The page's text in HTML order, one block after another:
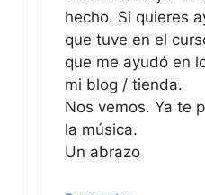
hecho. Si quieres
que tuve en el
que me ayudó en
mi blog / tienda.
Nos vemos. Ya te
la música.
Un abrazo